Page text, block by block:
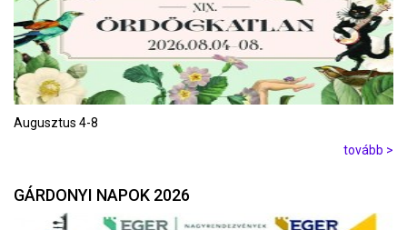
Augusztus 4-8
tovább >
GÁRDONYI NAPOK 2026